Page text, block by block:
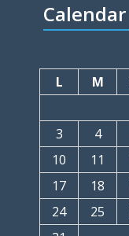
Calendar
L M
3
4
10
11
17
18
24
25